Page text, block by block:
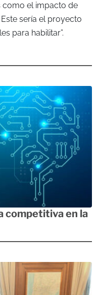
como el impacto de
sería el proyecto
para habilitar”.
competitiva en la